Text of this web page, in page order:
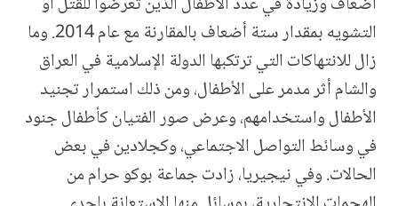
التشويه بمقدار ستة أضعاف بالمقارنة مع عام 2014. وما
زال للانتهاكات التي ترتكبها الدولة الإسلامية في العراق
والشام أثر مدمر على الأطفال، ومن ذلك استمرار تجنيد
الأطفال واستخدامهم، وعرض صور الفتيان كأطفال جنود
في وسائط التواصل الاجتماعي، وكجلادين في بعض
الحالات. وفي نيجيريا، زادت جماعة بوكو حرام من